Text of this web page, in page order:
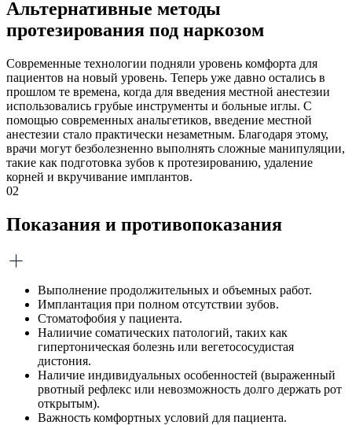
Альтернативные методы
протезирования под наркозом
Современные технологии подняли уровень комфорта для
пациентов на новый уровень. Теперь уже давно остались в
прошлом те времена, когда для введения местной анестезии
использовались грубые инструменты и больные иглы. С
помощью современных анальгетиков, введение местной
анестезии стало практически незаметным. Благодаря этому,
врачи могут безболезненно выполнять сложные манипуляции,
такие как подготовка зубов к протезированию, удаление
корней и вкручивание имплантов.
02
Показания и противопоказания
Выполнение продолжительных и объемных работ.
Имплантация при полном отсутствии зубов.
Стоматофобия у пациента.
Налиичие соматических патологий, таких как
гипертоническая болезнь или вегетососудистая
дистония.
Наличие индивидуальных особенностей (выраженный
рвотный рефлекс или невозможность долго держать рот
открытым).
Важность комфортных условий для пациента.